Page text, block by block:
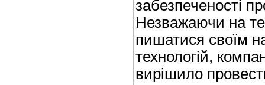
забезпеченості
Незважаючи на
пишатися своїм
технологій,
вирішило